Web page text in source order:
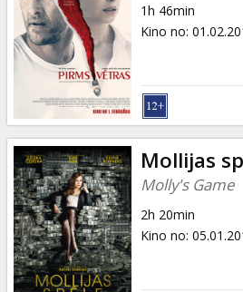
1h 46min
Kino no:
Mollijas
Molly's Game
2h 20min
Kino no: